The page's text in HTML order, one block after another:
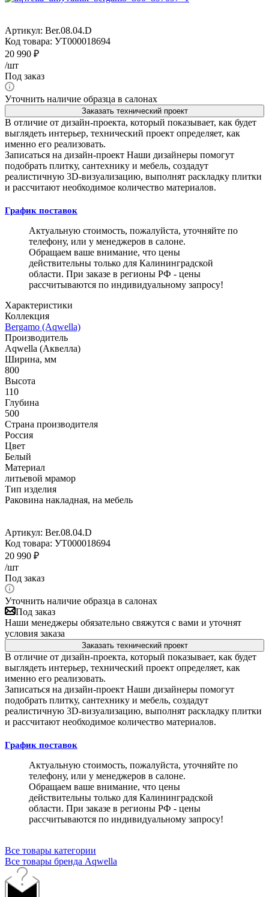
Артикул: Ber.08.04.D
Код товара: УТ000018694
20 990 ₽
/шт
Под заказ
Уточнить наличие образца в салонах
Заказать технический проект
В отличие от дизайн-проекта, который показывает, как будет
выглядеть интерьер, технический проект определяет, как
именно его реализовать.
Записаться на дизайн-проект Наши дизайнеры помогут
подобрать плитку, сантехнику и мебель, создадут
реалистичную 3D-визуализацию, выполнят раскладку плитки
и рассчитают необходимое количество материалов.
График поставок
Актуальную стоимость, пожалуйста, уточняйте по
телефону, или у менеджеров в салоне.
Обращаем ваше внимание, что цены
действительны только для Калининградской
области. При заказе в регионы РФ - цены
рассчитываются по индивидуальному запросу!
Характеристики
Коллекция
Bergamo (Aqwella)
Производитель
Aqwella (Аквелла)
Ширина, мм
800
Высота
110
Глубина
500
Страна производителя
Россия
Цвет
Белый
Материал
литьевой мрамор
Тип изделия
Раковина накладная, на мебель
Артикул: Ber.08.04.D
Код товара: УТ000018694
20 990 ₽
/шт
Под заказ
Уточнить наличие образца в салонах
Под заказ
Наши менеджеры обязательно свяжутся с вами и уточнят
условия заказа
Заказать технический проект
В отличие от дизайн-проекта, который показывает, как будет
выглядеть интерьер, технический проект определяет, как
именно его реализовать.
Записаться на дизайн-проект Наши дизайнеры помогут
подобрать плитку, сантехнику и мебель, создадут
реалистичную 3D-визуализацию, выполнят раскладку плитки
и рассчитают необходимое количество материалов.
График поставок
Актуальную стоимость, пожалуйста, уточняйте по
телефону, или у менеджеров в салоне.
Обращаем ваше внимание, что цены
действительны только для Калининградской
области. При заказе в регионы РФ - цены
рассчитываются по индивидуальному запросу!
Все товары категории
Все товары бренда Aqwella